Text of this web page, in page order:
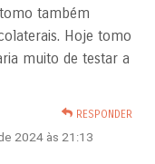
também
Hoje tomo
muito de testar a
RESPONDER
2024 às 21:13